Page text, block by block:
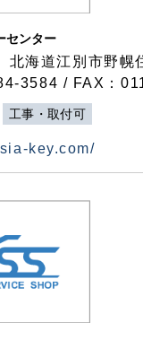
センター
海道江別市野幌
3584 / FAX：
工事・取付可
key.com/